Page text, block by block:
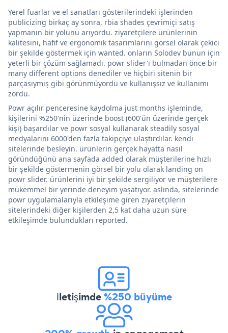
Yerel fuarlar ve el sanatları gösterilerindeki işlerinden
publicizing birkaç ay sonra, rbia shades çevrimiçi satış
yapmanın bir yolunu arıyordu. ziyaretçilere ürünlerinin
kalitesini, hafif ve ergonomik tasarımlarını görsel olarak çekici
bir şekilde göstermek için wanted. onların Solodev bunun için
yeterli bir çözüm sağlamadı. powr slider'ı bulmadan önce bir
many different options denediler ve hiçbiri sitenin bir
parçasıymış gibi görünmüyordu ve kullanışsız ve kullanımı
zordu.
Powr açılır penceresine kaydolma just months işleminde,
kişilerini %250'nin üzerinde boost (600'ün üzerinde gerçek
kişi) başardılar ve powr sosyal kullanarak steadily sosyal
medyalarını 6000'den fazla takipçiye ulaştırdılar. kendi
sitelerinde besleyin. ürünlerin gerçek hayatta nasıl
göründüğünü ana sayfada added olarak müşterilerine hızlı
bir şekilde göstermenin görsel bir yolu olarak landing on
powr slider. ürünlerini iyi bir şekilde sergiliyor ve müşterilere
mükemmel bir yerinde deneyim yaşatıyor. aslında, sitelerinde
powr uygulamalarıyla etkileşime giren ziyaretçilerin
sitelerindeki diğer kişilerden 2,5 kat daha uzun süre
etkileşimde bulundukları reported.
İletişimde%250 büyüme